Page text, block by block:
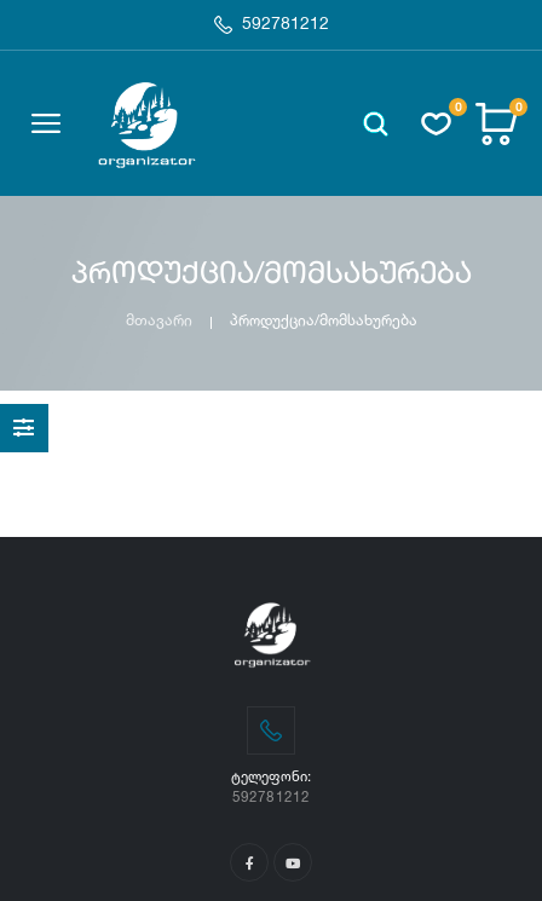
592781212
0 0
პროდუქცია/მომსახურება
მთავარი პროდუქცია/მომსახურება
ᲢᲔᲚᲔᲤᲝᲜᲘ:
592781212